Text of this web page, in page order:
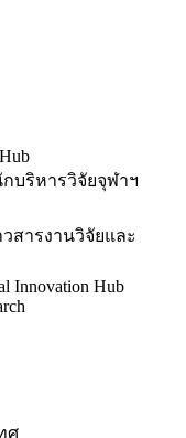
บริหารวิจัยจุฬาฯ
สารงานวิจัยและ
Innovation Hub
ศ